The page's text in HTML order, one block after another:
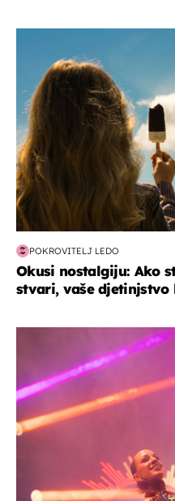
POKROVITELJ LEDO
Okusi nostalgiju: Ako
stvari, vaše djetinjstvo